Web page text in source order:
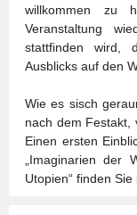
willkommen zu
Veranstaltung
stattfinden wird,
Ausblicks auf den
Wie es sisch
nach dem Festakt,
Einen ersten
„Imaginarien der
Utopien“ finden Sie